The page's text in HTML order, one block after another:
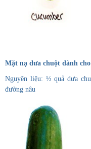
Mặt nạ dưa chuột dành
Nguyên liệu: ½ quả dưa
đường nâu